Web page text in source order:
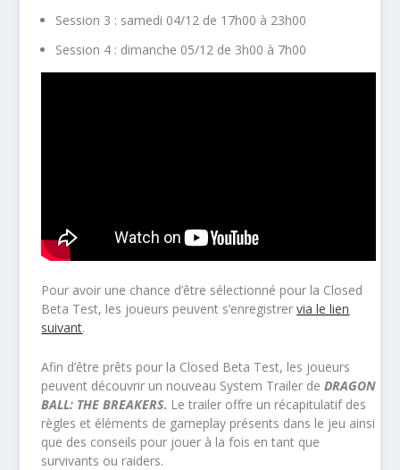
Session 3 : samedi 04/12 de 17h00 à 23h00
Session 4 : dimanche 05/12 de 3h00 à 7h00
Pour avoir une chance d’être sélectionné pour la Closed
Beta Test, les joueurs peuvent s’enregistrervia le lien
suivant.
Afin d’être prêts pour la Closed Beta Test, les joueurs
peuvent découvrir un nouveau System Trailer de DRAGON
BALL: THE BREAKERS. Le trailer offre un récapitulatif des
règles et éléments de gameplay présents dans le jeu ainsi
que des conseils pour jouer à la fois en tant que
survivants ou raiders.